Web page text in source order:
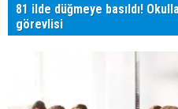
81 ilde düğmeye basıldı!
görevlisi